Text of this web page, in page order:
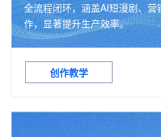
全流程闭环，涵盖AI短漫剧、
作，显著提升生产效率。
创作教学